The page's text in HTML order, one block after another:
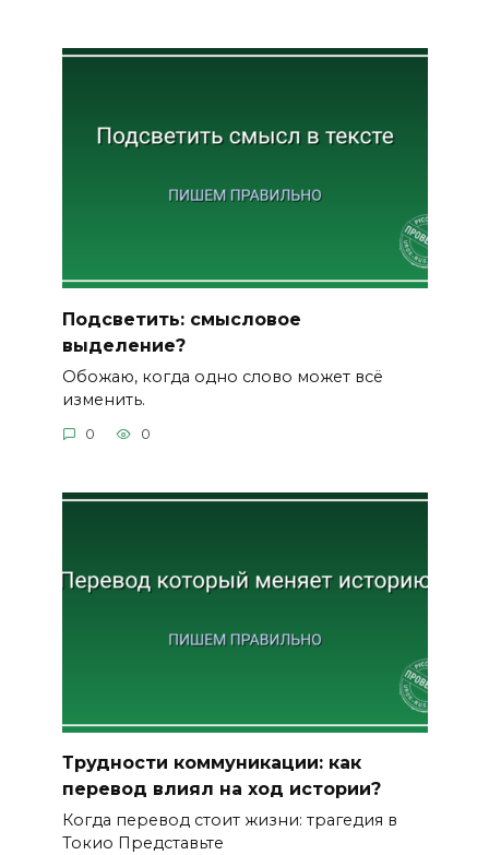
Подсветить: смысловое
выделение?
Обожаю, когда одно слово может всё
изменить.
0 0
Трудности коммуникации: как
перевод влиял на ход истории?
Когда перевод стоит жизни: трагедия в
Токио Представьте